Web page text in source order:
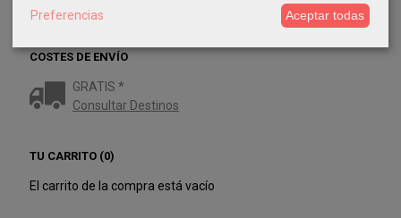
COSTES DE ENVÍO
GRATIS *
Consultar Destinos
TU CARRITO (0)
El carrito de la compra está vacío
Preferencias Aceptar todas